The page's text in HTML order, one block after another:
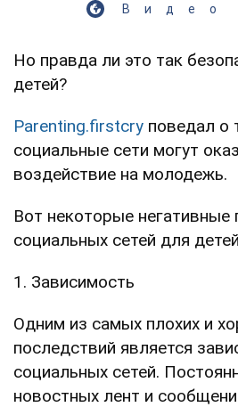
Видео
Но правда ли это так
детей?
Parenting.firstcry поведал о
социальные сети могут
воздействие на молодежь.
Вот некоторые негативные
социальных сетей для
1. Зависимость
Одним из самых плохих и
последствий является
социальных сетей.
новостных лент и